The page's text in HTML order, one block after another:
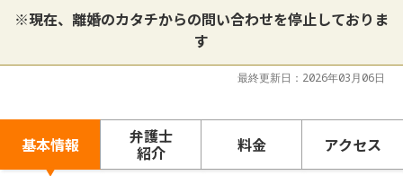
※現在、離婚のカタチからの問い合わせを停止しておりま
す
最終更新日：2026年03月06日
基本情報 弁護士
紹介 料金 アクセス